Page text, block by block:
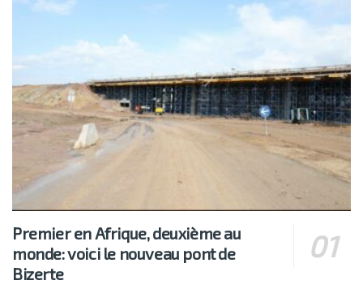
Premier en Afrique, deuxième au
monde: voici le nouveau pont de
Bizerte